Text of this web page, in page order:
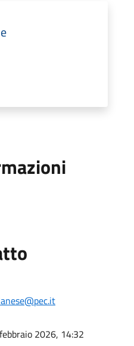
2026, 14:32